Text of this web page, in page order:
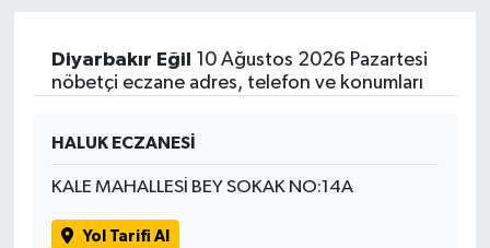
Diyarbakır Eğil
10 Ağustos 2026 Pazartesi
nöbetçi eczane adres, telefon ve konumları
HALUK ECZANESİ
KALE MAHALLESİ BEY SOKAK NO:14A
Yol Tarifi Al